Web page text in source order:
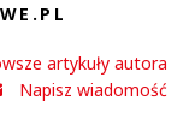
artykuły autora
Napisz wiadomość